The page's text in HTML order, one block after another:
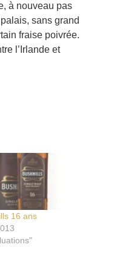
à nouveau pas
sans grand
fraise poivrée.
l’Irlande et
16 ans